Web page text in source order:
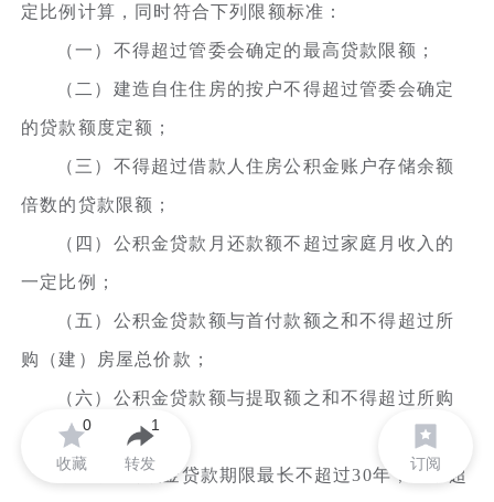
定比例计算，同时符合下列限额标准：
（一）不得超过管委会确定的最高贷款限额；
（二）建造自住住房的按户不得超过管委会确定
的贷款额度定额；
（三）不得超过借款人住房公积金账户存储余额
倍数的贷款限额；
（四）公积金贷款月还款额不超过家庭月收入的
一定比例；
（五）公积金贷款额与首付款额之和不得超过所
购（建）房屋总价款；
（六）公积金贷款额与提取额之和不得超过所购
（建）房屋总价。
第十条 公积金贷款期限最长不超过30年，且不超
收藏
0
转发
1
订阅